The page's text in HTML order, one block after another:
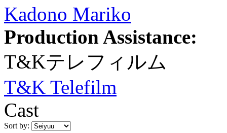
Kadono Mariko
Production Assistance:
T&Kテレフィルム
T&K Telefilm
Cast
Sort by: